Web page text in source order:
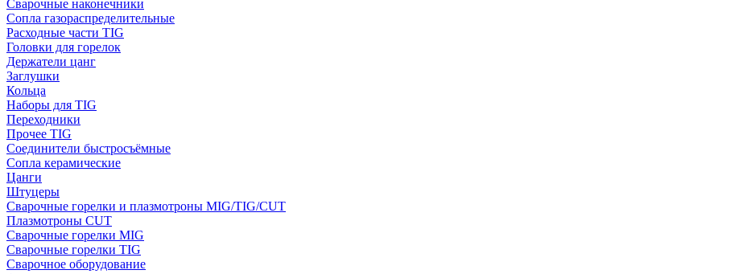
Сварочные наконечники
Сопла газораспределительные
Расходные части TIG
Головки для горелок
Держатели цанг
Заглушки
Кольца
Наборы для TIG
Переходники
Прочее TIG
Соединители быстросъёмные
Сопла керамические
Цанги
Штуцеры
Сварочные горелки и плазмотроны MIG/TIG/CUT
Плазмотроны CUT
Сварочные горелки MIG
Сварочные горелки TIG
Сварочное оборудование